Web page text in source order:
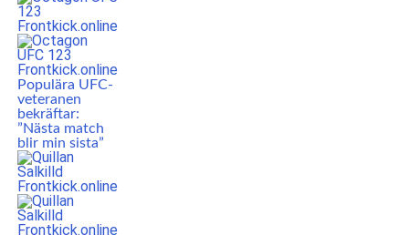
Populära UFC-
veteranen
bekräftar:
”Nästa match
blir min sista”